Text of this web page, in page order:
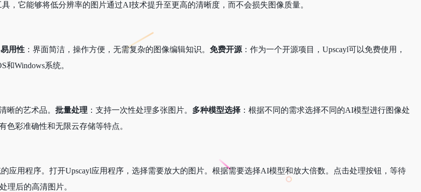
，它能够将低分辨率的图片通过AI技术提升至更高的清晰度，而不会损失图像质量。
易用性 ：界面简洁，操作方便，无需复杂的图像编辑知识。 免费开源 ：作为一个开源项目，Upscayl可以免费使用，
和Windows系统。
晰的艺术品。 批量处理 ：支持一次性处理多张图片。 多种模型选择 ：根据不同的需求选择不同的AI模型进行图像处
色彩准确性和无限云存储等特点。
应用程序。打开Upscayl应用程序，选择需要放大的图片。根据需要选择AI模型和放大倍数。点击处理按钮，等待
理后的高清图片。